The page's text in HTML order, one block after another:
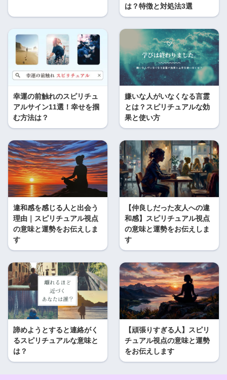
は？特徴と対処法3選
幸運の前触れのスピリチュ
アルサイン11選！幸せを掴
む方法は？
嫌いな人がいなくなる言霊
とは？スピリチュアルな効
果と使い方
違和感を感じる人と出会う
理由｜スピリチュアル視点
の意味と運勢をお伝えしま
す
【仲良しだった友人への違
和感】スピリチュアル視点
の意味と運勢をお伝えしま
す
諦めようとすると連絡がく
るスピリチュアルな意味と
は？
【頑張りすぎる人】スピリ
チュアル視点の意味と運勢
をお伝えします